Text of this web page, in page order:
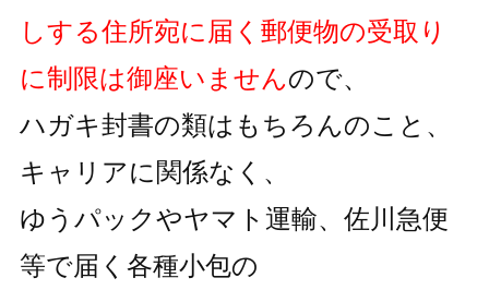
しする住所宛に届く郵便物の受取り
に制限は御座いませんので、
ハガキ封書の類はもちろんのこと、
キャリアに関係なく、
ゆうパックやヤマト運輸、佐川急便
等で届く各種小包の